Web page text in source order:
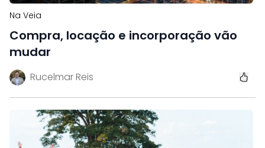
Na Veia
Compra, locação e incorporação vão
mudar
Rucelmar Reis